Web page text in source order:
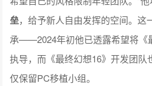
垒，给予新人自由发挥的空间。这
承——2024年初他已透露希望将《
执导，而《最终幻想16》开发团队
仅保留PC移植小组。